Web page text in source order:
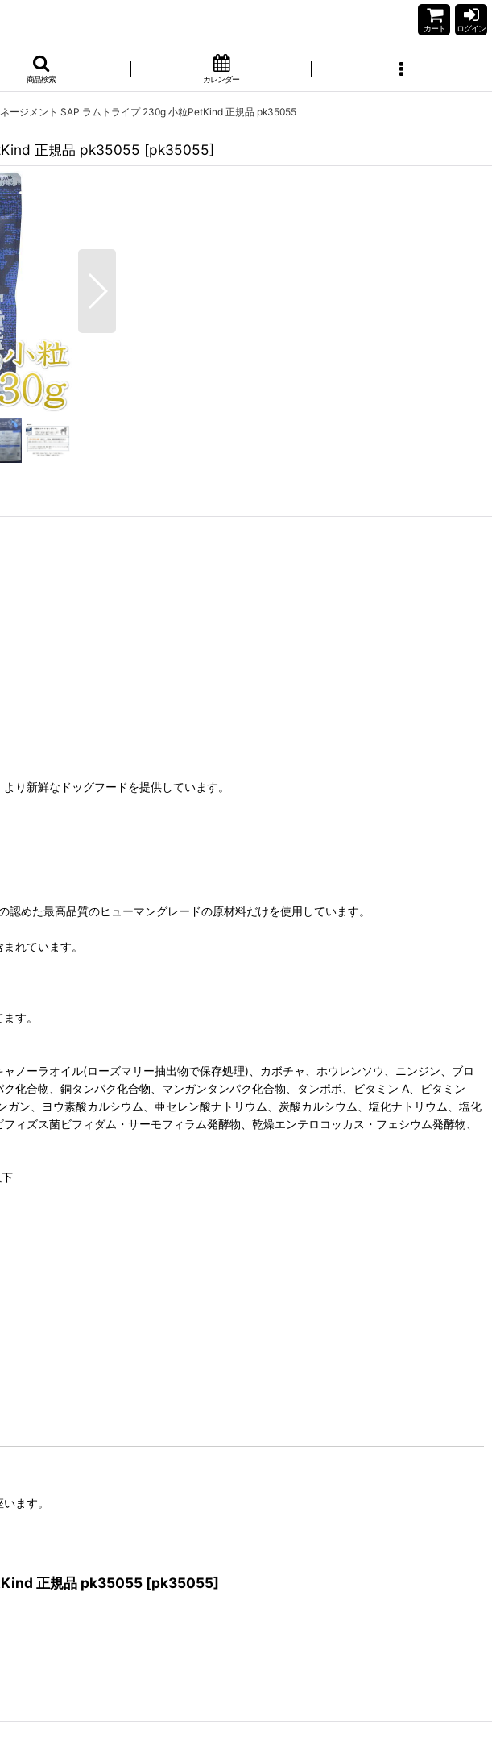
カート ログイン
商品検索 カレンダー
ージメント SAP ラムトライプ 230g 小粒PetKind 正規品 pk35055
正規品 pk35055 [pk35055]
り新鮮なドッグフードを提供しています。
めた最高品質のヒューマングレードの原材料だけを使用しています。
れています。
す。
ノーラオイル(ローズマリー抽出物で保存処理)、カボチャ、ホウレンソウ、ニンジン、ブロ
化合物、銅タンパク化合物、マンガンタンパク化合物、タンポポ、ビタミン A、ビタミン
ン、ヨウ素酸カルシウム、亜セレン酸ナトリウム、炭酸カルシウム、塩化ナトリウム、塩化
ズス菌ビフィダム・サーモフィラム発酵物、乾燥エンテロコッカス・フェシウム発酵物、
ます。
正規品 pk35055 [pk35055]